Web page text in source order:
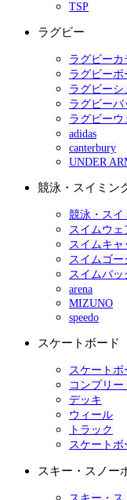
TSP
ラグビー
ラグビーカ
ラグビーボ
ラグビーシ
ラグビーバ
ラグビーウ
adidas
canterbury
UNDER
競泳・スイミン
競泳・スイ
スイムウ
スイムキャ
スイムゴー
スイムバッ
arena
MIZUNO
speedo
スケートボード
スケート
コンプリー
デッキ
ウィール
トラック
スケートボ
スキー・スノー